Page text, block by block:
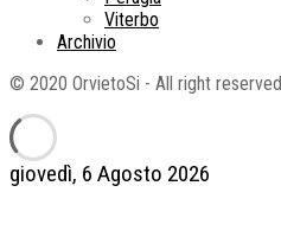
giovedì, 6 Agosto 2026
Viterbo
Archivio
© 2020 OrvietoSi - All right reserved